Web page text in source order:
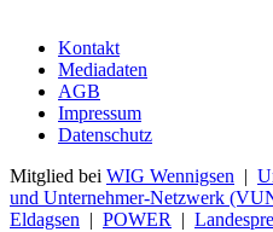
Kontakt
Mediadaten
AGB
Impressum
Datenschutz
Mitglied bei WIG Wennigsen |
und Unternehmer-Netzwerk
Eldagsen | POWER |